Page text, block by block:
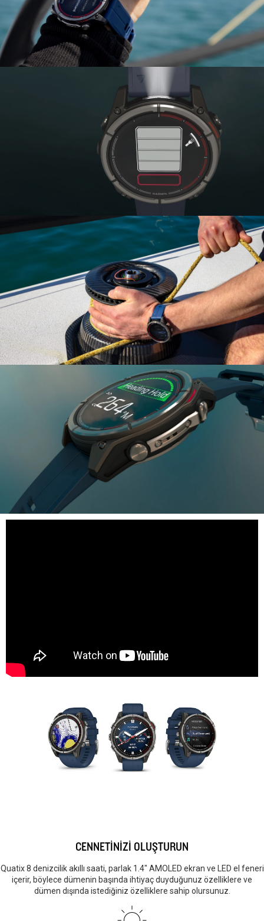
CENNETİNİZİ OLUŞTURUN
Quatix 8 denizcilik akıllı saati, parlak 1.4″ AMOLED ekran ve LED el feneri
içerir, böylece dümenin başında ihtiyaç duyduğunuz özelliklere ve
dümen dışında istediğiniz özelliklere sahip olursunuz.